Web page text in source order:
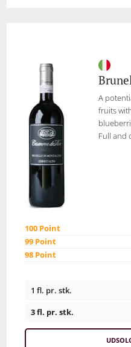
A
fruits
Full and
100 Point
99 Point
98 Point
1 fl. pr. stk.
3 fl. pr. stk.